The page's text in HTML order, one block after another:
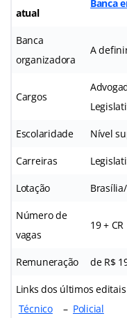
atual
Banca
Banca
organizadora
A
Cargos
Escolaridade Nível
Carreiras
Lotação
Número de
vagas
19 + CR
Remuneração de R$
Links dos últimos
Técnico– Policial